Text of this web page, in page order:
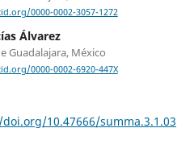
0000-0002-3057-1272
Álvarez
Guadalajara, México
0000-0002-6920-447X
10.47666/summa.3.1.03